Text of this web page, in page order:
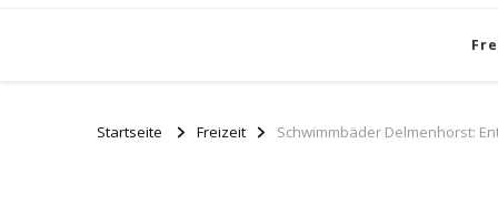
Startseite Freizeit Schwimmbäder Delmenhorst: